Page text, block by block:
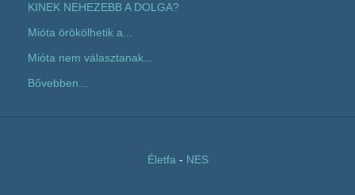
KINEK NEHEZEBB A DOLGA?
Mióta örökölhetik a...
Mióta nem választanak...
Bővebben...
Életfa - NES